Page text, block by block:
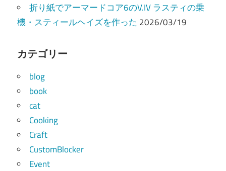
折り紙でアーマードコア6のV.IV ラスティの乗
機・スティールヘイズを作った 2026/03/19
カテゴリー
blog
book
cat
Cooking
Craft
CustomBlocker
Event